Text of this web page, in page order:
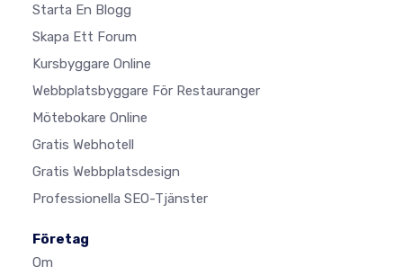
Starta En Blogg
Skapa Ett Forum
Kursbyggare Online
Webbplatsbyggare För Restauranger
Mötebokare Online
Gratis Webhotell
Gratis Webbplatsdesign
Professionella SEO-Tjänster
Företag
Om